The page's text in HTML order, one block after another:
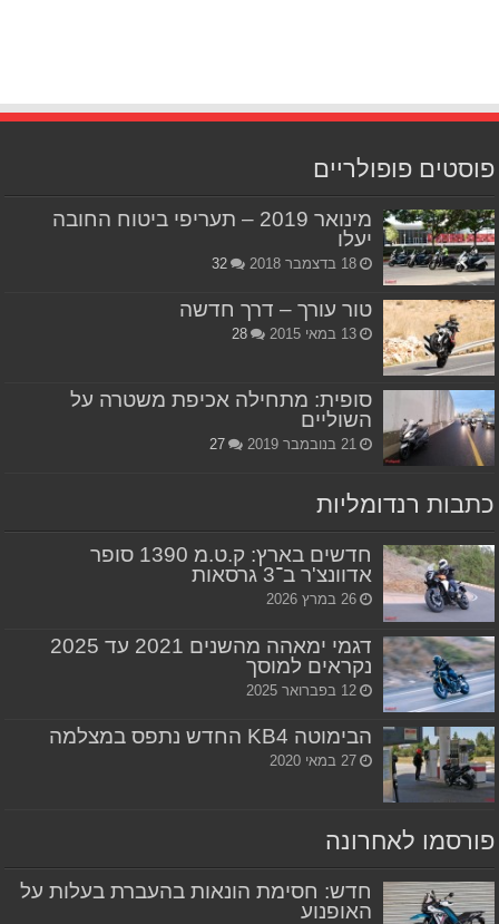
פוסטים פופולריים
מינואר 2019 – תעריפי ביטוח החובה
יעלו
18 בדצמבר 2018 32
טור עורך – דרך חדשה
13 במאי 2015 28
סופית: מתחילה אכיפת משטרה על
השוליים
21 בנובמבר 2019 27
כתבות רנדומליות
חדשים בארץ: ק.ט.מ 1390 סופר
אדוונצ'ר ב־3 גרסאות
26 במרץ 2026
דגמי ימאהה מהשנים 2021 עד 2025
נקראים למוסך
12 בפברואר 2025
הבימוטה KB4 החדש נתפס במצלמה
27 במאי 2020
פורסמו לאחרונה
חדש: חסימת הונאות בהעברת בעלות על
האופנוע